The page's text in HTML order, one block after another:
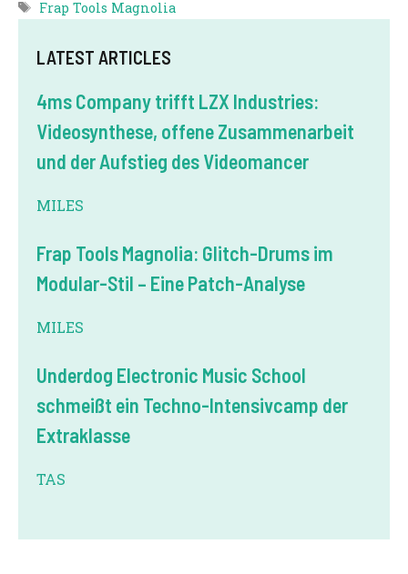
Tags
Frap Tools Magnolia
LATEST ARTICLES
4ms Company trifft LZX Industries:
Videosynthese, offene Zusammenarbeit
und der Aufstieg des Videomancer
MILES
Frap Tools Magnolia: Glitch-Drums im
Modular-Stil – Eine Patch-Analyse
MILES
Underdog Electronic Music School
schmeißt ein Techno-Intensivcamp der
Extraklasse
TAS